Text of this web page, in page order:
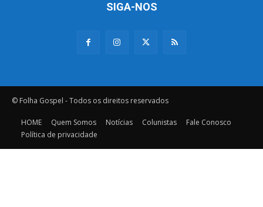
SIGA-NOS
© Folha Gospel - Todos os direitos reservados
HOME Quem Somos Notícias Colunistas
Fale Conosco
Política de privacidade